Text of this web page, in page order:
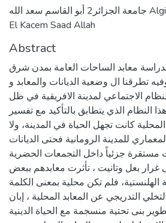
جامعة الجزائر2 أبو القاسم سعد الله Algiers2 University Abu
El Kacem Saad Allah
Abstract
معابد الساحات العامة بمدن شرق
تطرقنا ال وضعية الديانات والمعابد و
الاجتماعي لمدينة الافريقية في ظل
النظام الذي يتطابق بالتأكيد مع تفسير
كانت تجهل الحياة في المدينة، ولا
للمدينة الرومانية فحتى الديانات
مستقرة جزئياً داخل التجمعات الحضرية
غرار بعل وتانيت ، تأثرت معابدهم ببعض
الهلنستية، فلم تكن محلية بمعنى الكلمة
التدريجي عن المعابد المحلية ، إبان
بنى تحتية منسجمة مع الحياة الدينية